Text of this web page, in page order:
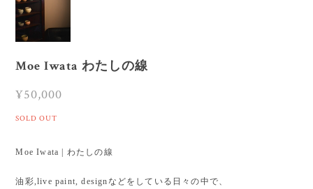
Moe Iwata わたしの線
¥50,000
SOLD OUT
Moe Iwata | わたしの線
油彩,live paint, designなどをしている日々の中で、